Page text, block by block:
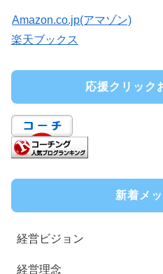
Amazon.co.jp(アマゾン)
楽天ブックス
応援クリック
新着メ
経営ビジョン
経営理念